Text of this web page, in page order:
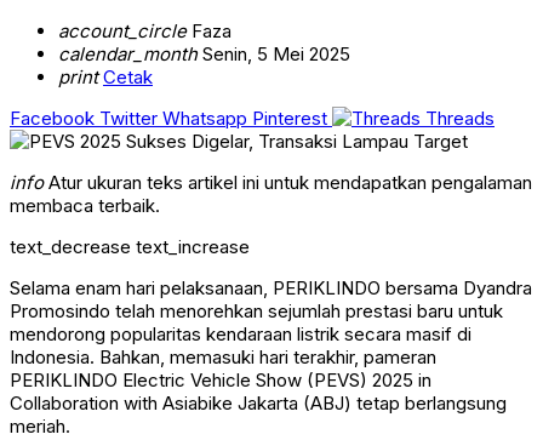
account_circleFaza
calendar_monthSenin, 5 Mei 2025
print Cetak
Facebook Twitter Whatsapp Pinterest Threads
infoAtur ukuran teks artikel ini untuk mendapatkan pengalaman
membaca terbaik.
text_decrease text_increase
Selama enam hari pelaksanaan, PERIKLINDO bersama Dyandra
Promosindo telah menorehkan sejumlah prestasi baru untuk
mendorong popularitas kendaraan listrik secara masif di
Indonesia. Bahkan, memasuki hari terakhir, pameran
PERIKLINDO Electric Vehicle Show (PEVS) 2025 in
Collaboration with Asiabike Jakarta (ABJ) tetap berlangsung
meriah.